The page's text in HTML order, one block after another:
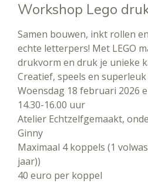
Workshop Lego
Samen bouwen, inkt rollen
echte letterpers! Met LEGO
drukvorm en druk je unieke
Creatief, speels en
Woensdag 18 februari 2026
14.30-16.00 uur
Atelier Echtzelfgemaakt,
Ginny
Maximaal 4 koppels (1
jaar))
40 euro per koppel